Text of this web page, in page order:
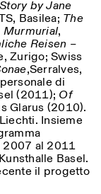
by Jane
Basilea; The
Murmurial,
Reisen –
Zurigo; Swiss
,Serralves,
di
(2011); Of
Glarus (2010).
Insieme
2007 al 2011
Basel.
il progetto